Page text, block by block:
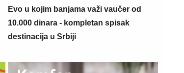
Evo u kojim banjama važi vaučer od
10.000 dinara - kompletan spisak
destinacija u Srbiji